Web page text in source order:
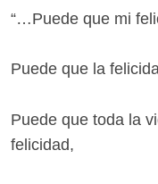
“…Puede que mi
Puede que la
Puede que toda la
felicidad,